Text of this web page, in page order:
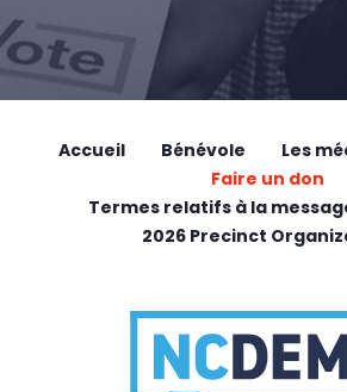
Accueil Bénévole Les
Faire un don
Termes relatifs à la
2026 Precinct